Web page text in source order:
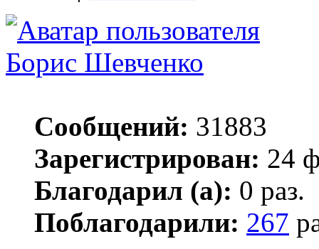
Борис Шевченко
Сообщений: 31883
Зарегистрирован: 24
Благодарил (а): 0 раз.
Поблагодарили: 267